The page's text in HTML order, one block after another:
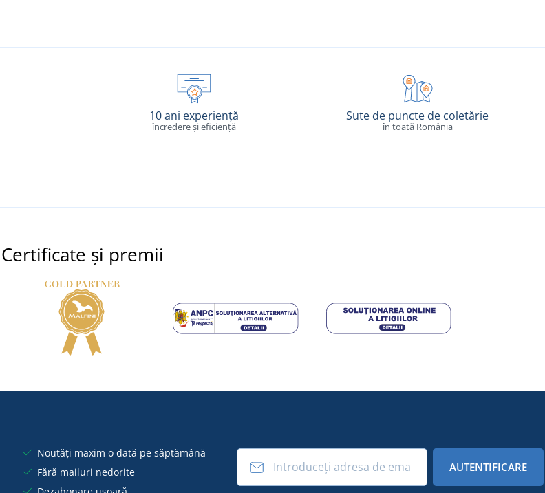
10 ani experiență
încredere și eficiență
Sute de puncte de coletărie
în toată România
Certificate și premii
Noutăți maxim o dată pe săptămână
Fără mailuri nedorite
AUTENTIFICARE